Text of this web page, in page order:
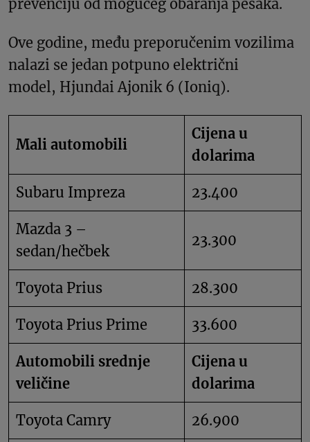
prevenciju od mogućeg obaranja pešaka.
Ove godine, među preporučenim vozilima
nalazi se jedan potpuno električni
model, Hjundai Ajonik 6 (Ioniq).
Mali automobili
Cijena u
dolarima
Subaru Impreza 23.400
Mazda 3 –
sedan/hečbek
23.300
Toyota Prius 28.300
Toyota Prius Prime 33.600
Automobili srednje
veličine
Cijena u
dolarima
Toyota Camry 26.900